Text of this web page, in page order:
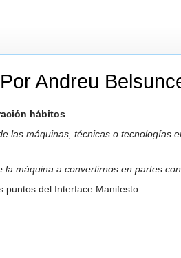
Andreu
hábitos
las máquinas, técnicas o tecnologías
máquina a convertirnos en partes
puntos del Interface Manifesto